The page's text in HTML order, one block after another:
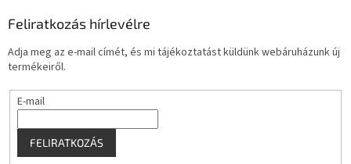
Feliratkozás hírlevélre
Adja meg az e-mail címét, és mi tájékoztatást küldünk webáruházunk új
termékeiről.
E-mail
FELIRATKOZÁS